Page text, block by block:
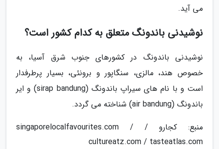
می آید.
نوشیدنی باندونگ متعلق به کدام کشور است؟
نوشیدنی باندونگ در کشورهای جنوب شرق آسیا، به
خصوص هند، مالزی، سنگاپور و برونئی، بسیار پرطرفدار
است و با نام های سیراپ باندونگ (sirap bandung) و ایر
باندونگ (air bandung) شناخته می گردد.
منبع: کجارو / singaporelocalfavourites.com /
cultureatz.com / tasteatlas.com